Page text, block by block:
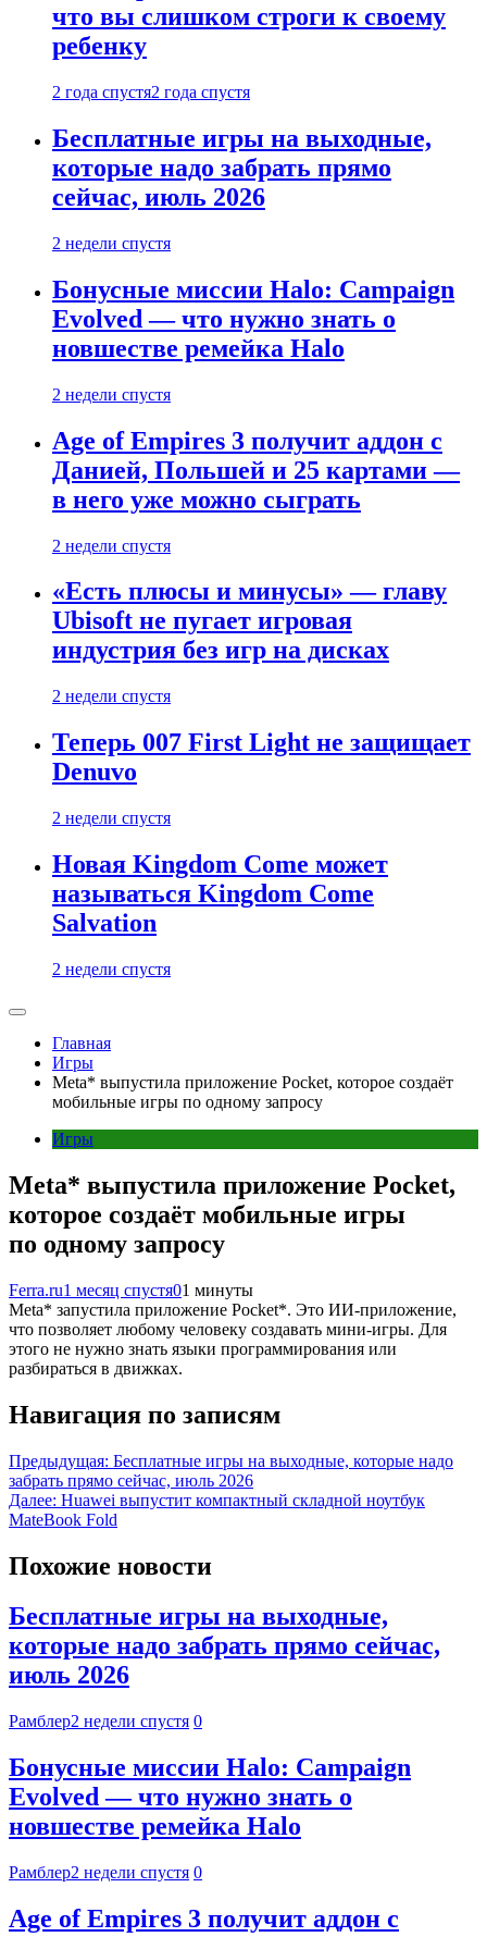
что вы слишком строги к своему
ребенку
2 года спустя2 года спустя
Бесплатные игры на выходные,
которые надо забрать прямо
сейчас, июль 2026
2 недели спустя
Бонусные миссии Halo: Campaign
Evolved — что нужно знать о
новшестве ремейка Halo
2 недели спустя
Age of Empires 3 получит аддон с
Данией, Польшей и 25 картами —
в него уже можно сыграть
2 недели спустя
«Есть плюсы и минусы» — главу
Ubisoft не пугает игровая
индустрия без игр на дисках
2 недели спустя
Теперь 007 First Light не защищает
Denuvo
2 недели спустя
Новая Kingdom Come может
называться Kingdom Come
Salvation
2 недели спустя
Главная
Игры
Meta* выпустила приложение Pocket, которое создаёт
мобильные игры по одному запросу
Игры
Meta* выпустила приложение Pocket,
которое создаёт мобильные игры
по одному запросу
Ferra.ru1 месяц спустя01 минуты
Meta* запустила приложение Pocket*. Это ИИ-приложение,
что позволяет любому человеку создавать мини-игры. Для
этого не нужно знать языки программирования или
разбираться в движках.
Навигация по записям
Предыдущая: Бесплатные игры на выходные, которые надо
забрать прямо сейчас, июль 2026
Далее: Huawei выпустит компактный складной ноутбук
MateBook Fold
Похожие новости
Бесплатные игры на выходные,
которые надо забрать прямо сейчас,
июль 2026
Рамблер2 недели спустя 0
Бонусные миссии Halo: Campaign
Evolved — что нужно знать о
новшестве ремейка Halo
Рамблер2 недели спустя 0
Age of Empires 3 получит аддон с